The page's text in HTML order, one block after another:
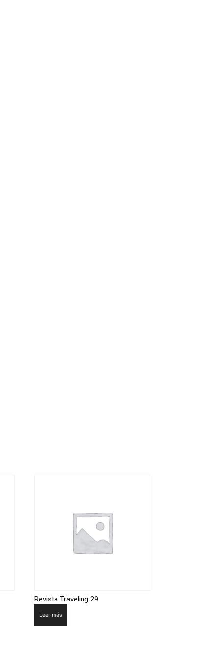
Revista Traveling 29
Leer más